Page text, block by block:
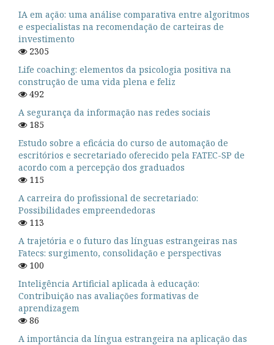
IA em ação: uma análise comparativa entre algoritmos
e especialistas na recomendação de carteiras de
investimento
2305
Life coaching: elementos da psicologia positiva na
construção de uma vida plena e feliz
492
A segurança da informação nas redes sociais
185
Estudo sobre a eficácia do curso de automação de
escritórios e secretariado oferecido pela FATEC-SP de
acordo com a percepção dos graduados
115
A carreira do profissional de secretariado:
Possibilidades empreendedoras
113
A trajetória e o futuro das línguas estrangeiras nas
Fatecs: surgimento, consolidação e perspectivas
100
Inteligência Artificial aplicada à educação:
Contribuição nas avaliações formativas de
aprendizagem
86
A importância da língua estrangeira na aplicação das